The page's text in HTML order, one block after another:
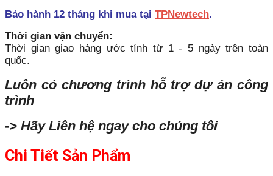
Bảo hành 12 tháng khi mua tại TPNewtech.
Thời gian vận chuyển:
Thời gian giao hàng ước tính từ 1 - 5 ngày trên toàn
quốc.
Luôn có chương trình hỗ trợ dự án công
trình
-> Hãy Liên hệ ngay cho chúng tôi
Chi Tiết Sản Phẩm